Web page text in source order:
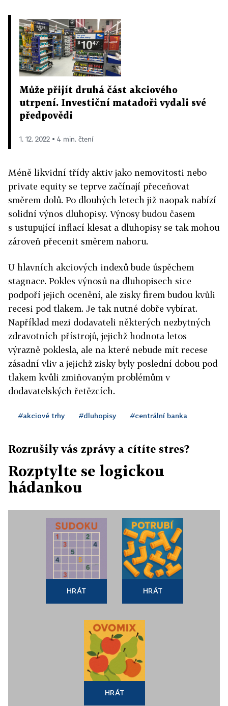
Může přijít druhá část akciového
utrpení. Investiční matadoři vydali své
předpovědi
1. 12. 2022 ▪ 4 min. čtení
Méně likvidní třídy aktiv jako nemovitosti nebo
private equity se teprve začínají přeceňovat
směrem dolů. Po dlouhých letech již naopak nabízí
solidní výnos dluhopisy. Výnosy budou časem
s ustupující inflací klesat a dluhopisy se tak mohou
zároveň přecenit směrem nahoru.
U hlavních akciových indexů bude úspěchem
stagnace. Pokles výnosů na dluhopisech sice
podpoří jejich ocenění, ale zisky firem budou kvůli
recesi pod tlakem. Je tak nutné dobře vybírat.
Například mezi dodavateli některých nezbytných
zdravotních přístrojů, jejichž hodnota letos
výrazně poklesla, ale na které nebude mít recese
zásadní vliv a jejichž zisky byly poslední dobou pod
tlakem kvůli zmiňovaným problémům v
dodavatelských řetězcích.
#akciové trhy #dluhopisy #centrální banka
Rozrušily vás zprávy a cítíte stres?
Rozptylte se logickou
hádankou
HRÁT HRÁT
HRÁT